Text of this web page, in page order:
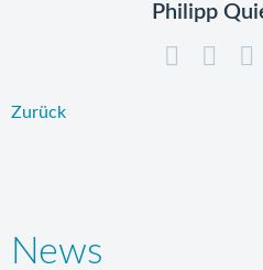
Philipp
Zurück
News